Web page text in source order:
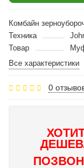
Комбайн
Техника
Товар
Все характеристики
0